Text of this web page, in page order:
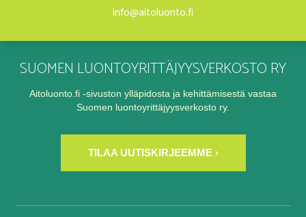
info@aitoluonto.fi
SUOMEN LUONTOYRITTÄJYYSVERKOSTO RY
Aitoluonto.fi -sivuston ylläpidosta ja kehittämisestä vastaa
Suomen luontoyrittäjyysverkosto ry.
TILAA UUTISKIRJEEMME ›